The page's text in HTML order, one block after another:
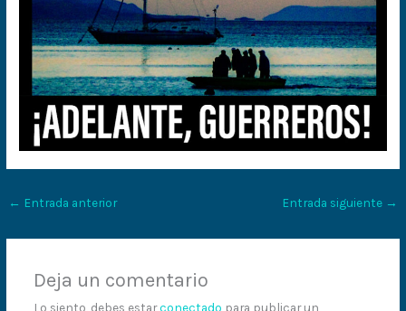
← Entrada anterior Entrada siguiente →
Deja un comentario
Lo siento, debes estarconectado para publicar un